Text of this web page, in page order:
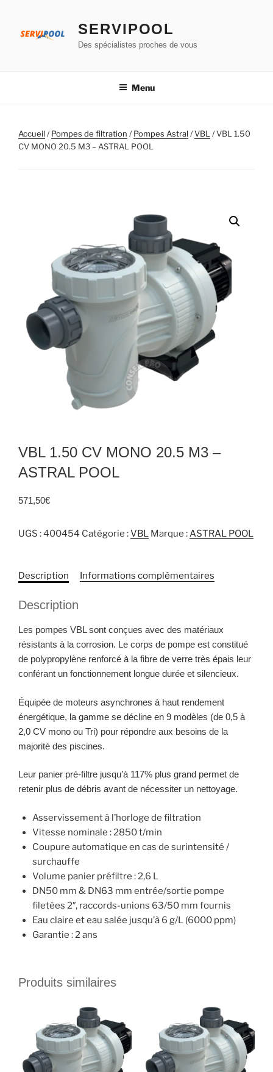
contenu
SERVIPOOL
Des spécialistes proches de vous
Menu
Accueil/Pompes de filtration /Pompes Astral/VBL / VBL 1.50
CV MONO 20.5 M3 – ASTRAL POOL
VBL 1.50 CV MONO 20.5 M3 –
ASTRAL POOL
571,50€
UGS :400454 Catégorie :VBL Marque : ASTRAL POOL
Description Informations complémentaires
Description
Les pompes VBL sont conçues avec des matériaux
résistants à la corrosion. Le corps de pompe est constitué
de polypropylène renforcé à la fibre de verre très épais leur
conférant un fonctionnement longue durée et silencieux.
Équipée de moteurs asynchrones à haut rendement
énergétique, la gamme se décline en 9 modèles (de 0,5 à
2,0 CV mono ou Tri) pour répondre aux besoins de la
majorité des piscines.
Leur panier pré-filtre jusqu’à 117% plus grand permet de
retenir plus de débris avant de nécessiter un nettoyage.
Asservissement à l’horloge de filtration
Vitesse nominale : 2850 t/min
Coupure automatique en cas de surintensité /
surchauffe
Volume panier préfiltre : 2,6 L
DN50 mm & DN63 mm entrée/sortie pompe
filetées 2″, raccords-unions 63/50 mm fournis
Eau claire et eau salée jusqu’à 6 g/L (6000 ppm)
Garantie : 2 ans
Produits similaires